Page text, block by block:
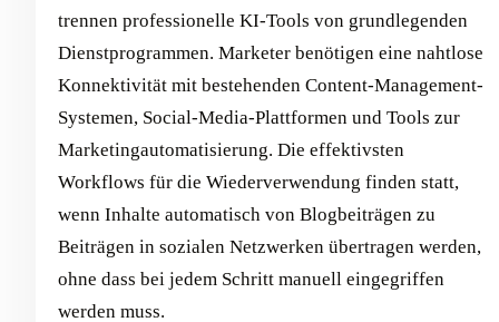
trennen professionelle KI-Tools von grundlegenden
Dienstprogrammen. Marketer benötigen eine nahtlose
Konnektivität mit bestehenden Content-Management-
Systemen, Social-Media-Plattformen und Tools zur
Marketingautomatisierung. Die effektivsten
Workflows für die Wiederverwendung finden statt,
wenn Inhalte automatisch von Blogbeiträgen zu
Beiträgen in sozialen Netzwerken übertragen werden,
ohne dass bei jedem Schritt manuell eingegriffen
werden muss.